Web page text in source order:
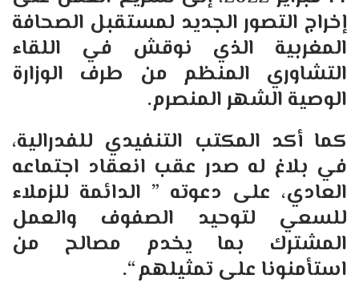
إخراج التصور الجديد لمستقبل الصحافة
المغربية الذي نوقش في اللقاء
التشاوري المنظم من طرف الوزارة
الوصية الشهر المنصرم.
كما أكد المكتب التنفيدي للفدرالية،
في بلاغ له صدر عقب انعقاد اجتماعه
العادي، على دعوته ” الدائمة للزملاء
للسعي لتوحيد الصفوف والعمل
المشترك بما يخدم مصالح من
استأمنونا على تمثيلهم“.